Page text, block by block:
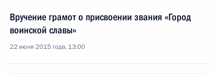
Вручение грамот о присвоении звания «Город
воинской славы»
22 июня 2015 года, 13:00